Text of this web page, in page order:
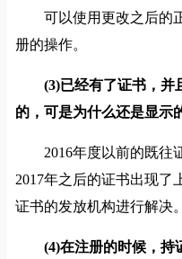
可以使用更改之后的正
册的操作。
(3)已经有了证书，并
的，可是为什么还是显示
2016年度以前的既往
2017年之后的证书出现了
证书的发放机构进行解决。
(4)在注册的时候，持